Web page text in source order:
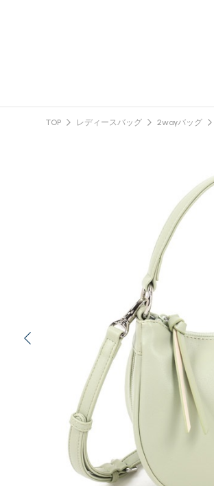
TOP レディースバッグ 2wayバッグ